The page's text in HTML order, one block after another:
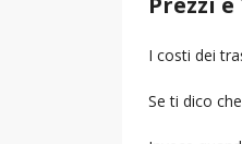
I costi dei
Se ti dico